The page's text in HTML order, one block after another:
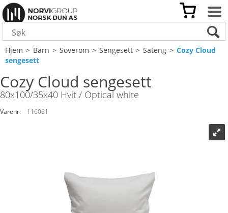
Hjem>Barn>Soverom>Sengesett>Sateng>Cozy Cloud
sengesett
Cozy Cloud sengesett
80x100/35x40 Hvit / Optical white
Varenr: 116061